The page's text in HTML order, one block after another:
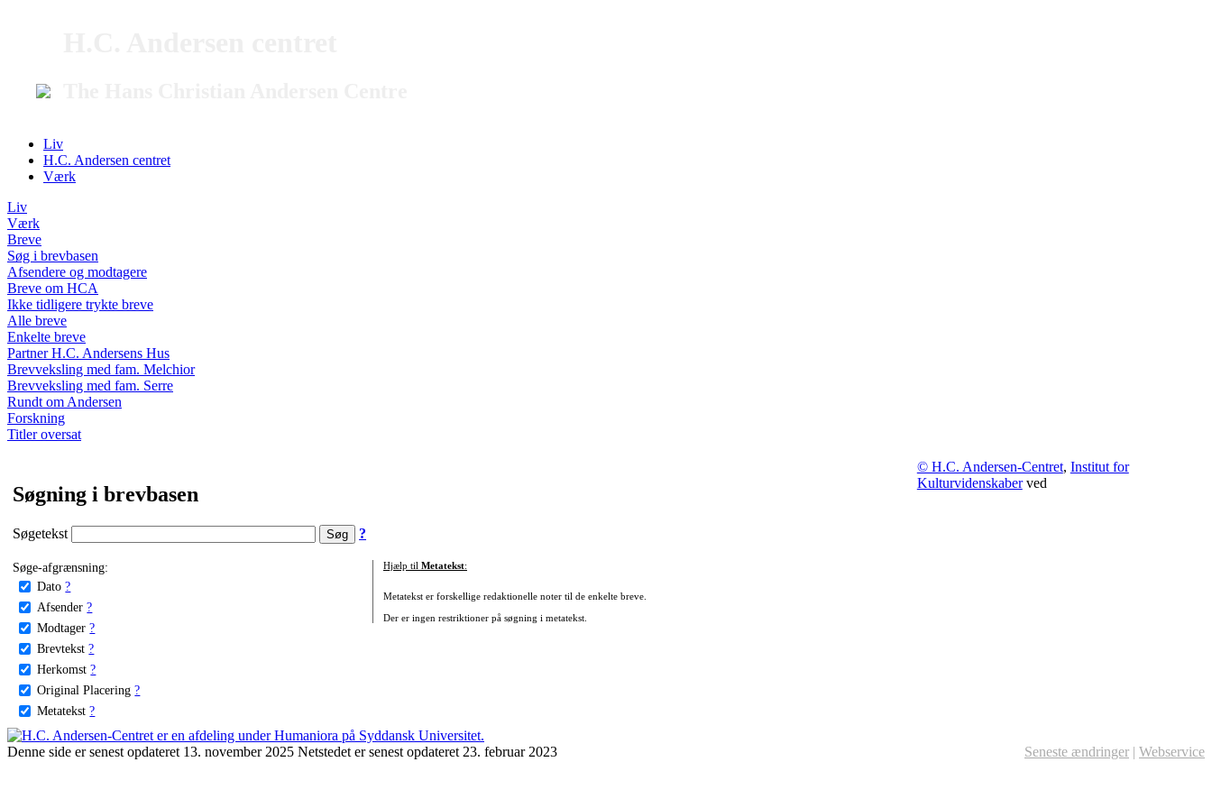
Liv
H.C. Andersen centret
Værk
Liv
Værk
Breve
Søg i brevbasen
Afsendere og modtagere
Breve om HCA
Ikke tidligere trykte breve
Alle breve
Enkelte breve
Partner H.C. Andersens Hus
Brevveksling med fam. Melchior
Brevveksling med fam. Serre
Rundt om Andersen
Forskning
Titler oversat
Søgning i brevbasen
Søgetekst ?
Søge-afgrænsning:
Dato ?
Afsender ?
Modtager ?
Brevtekst ?
Herkomst ?
Original Placering ?
Metatekst ?
Hjælp til Metatekst:
Metatekst er forskellige redaktionelle noter til de enkelte breve.
Der er ingen restriktioner på søgning i metatekst.
© H.C. Andersen-Centret, Institut for
Kulturvidenskaberved
Denne side er senest opdateret 13. november 2025 Netstedet er senest opdateret 23. februar 2023 Seneste ændringer | Webservice